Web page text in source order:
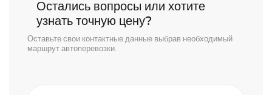
Остались вопросы или хотите
узнать точную цену?
Оставьте свои контактные данные выбрав необходимый
маршрут автоперевозки.